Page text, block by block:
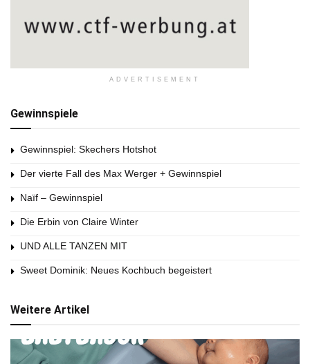
ADVERTISEMENT
Gewinnspiele
Gewinnspiel: Skechers Hotshot
Der vierte Fall des Max Werger + Gewinnspiel
Naïf – Gewinnspiel
Die Erbin von Claire Winter
UND ALLE TANZEN MIT
Sweet Dominik: Neues Kochbuch begeistert
Weitere Artikel